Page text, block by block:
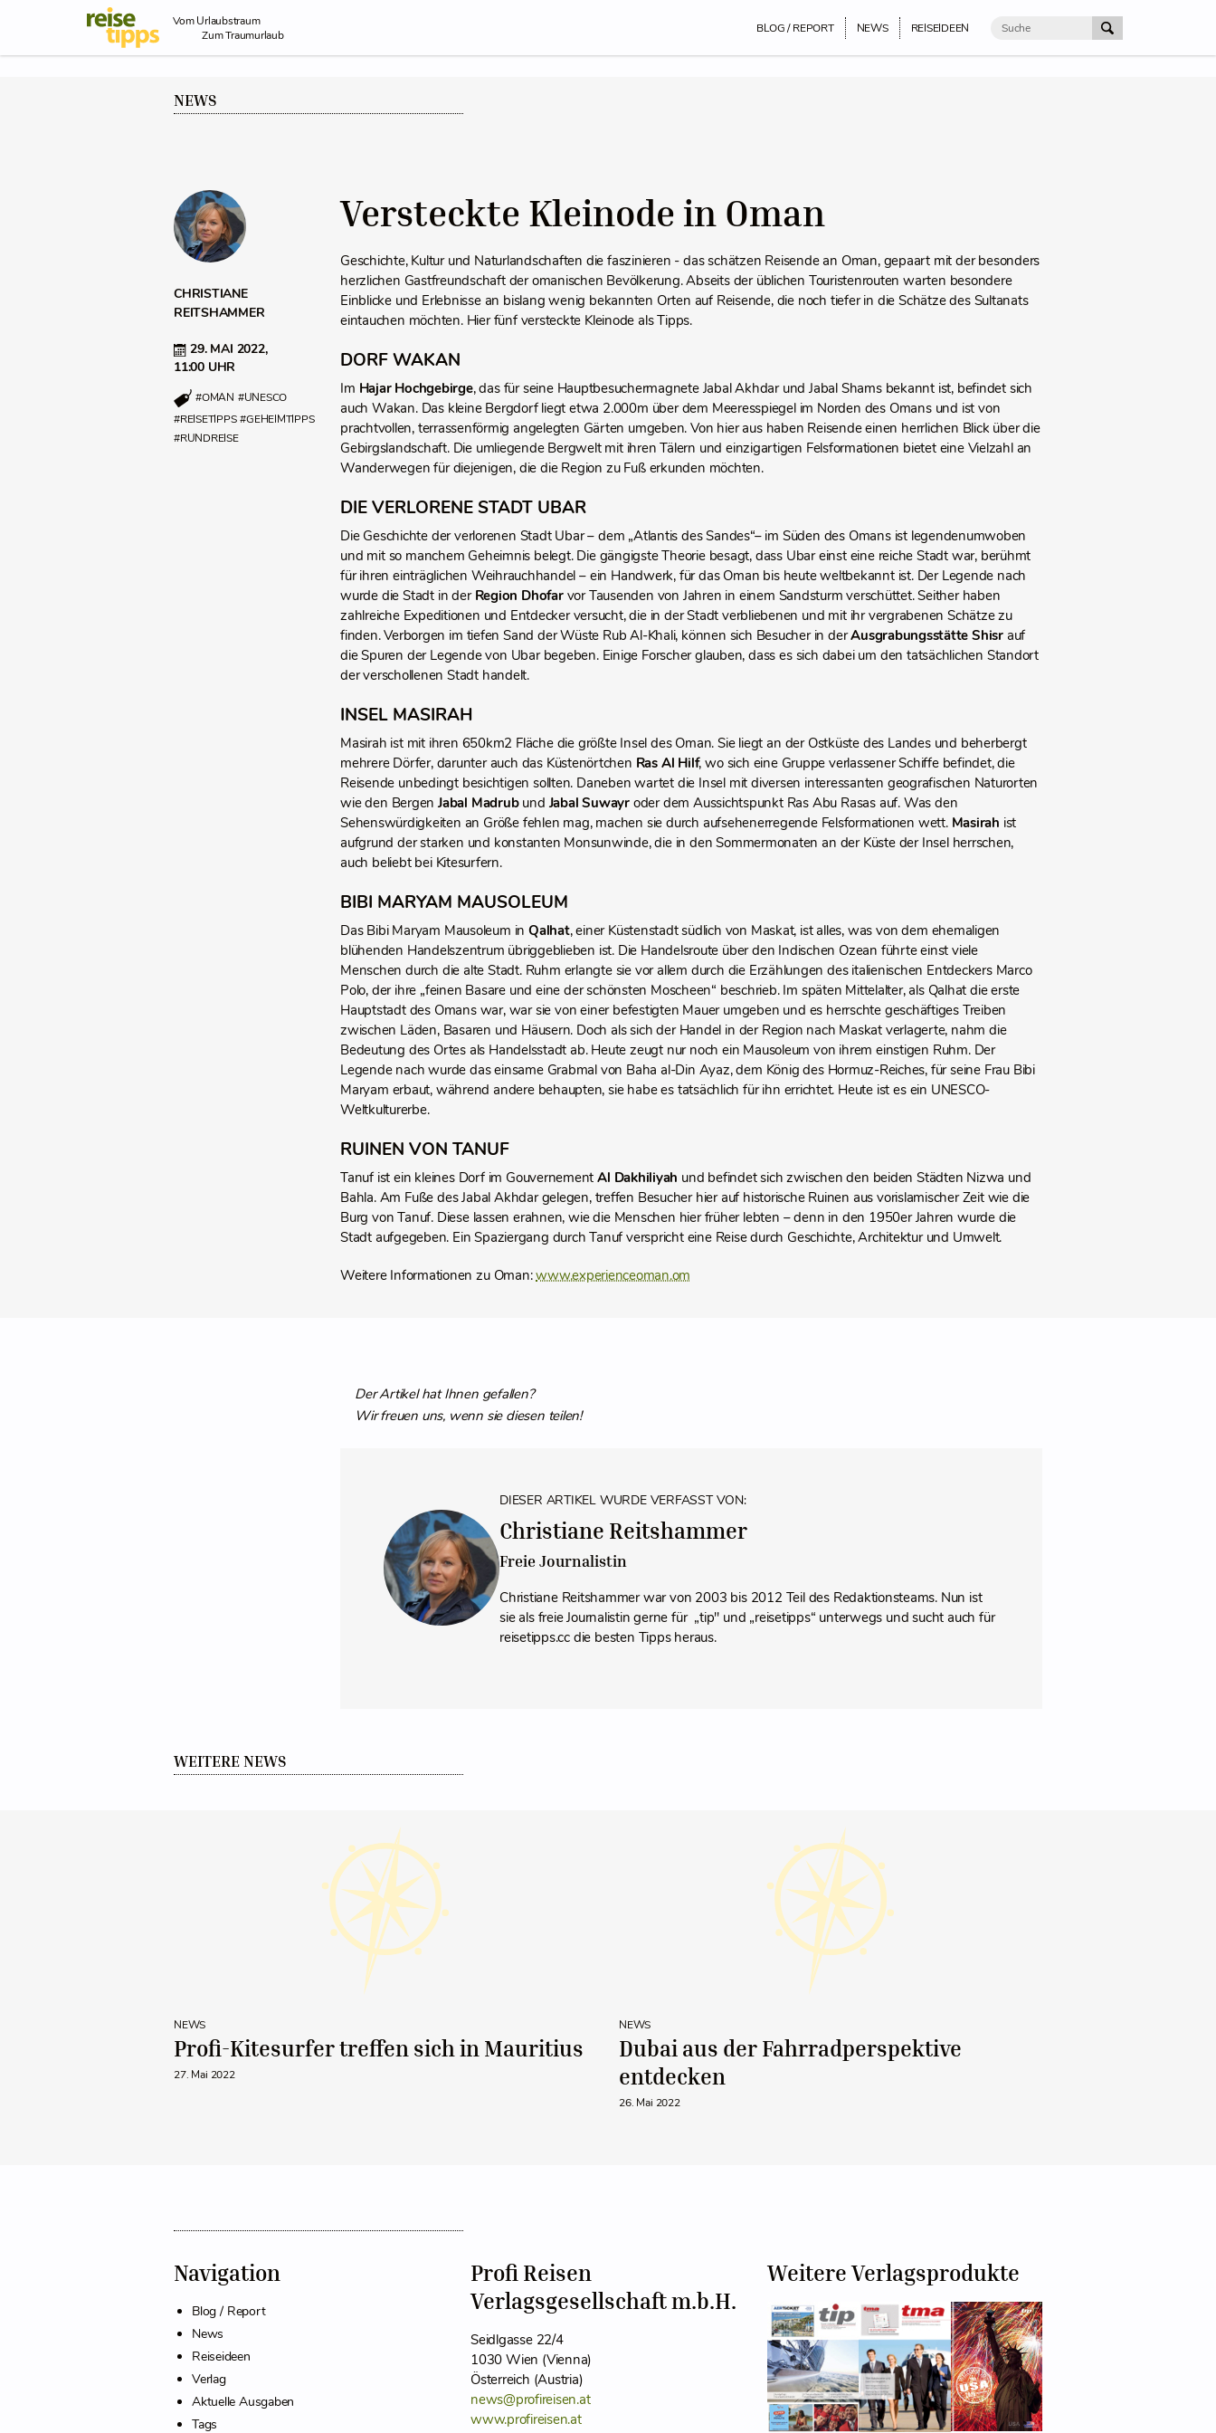
Skip to Content
Vom Urlaubstraum
Zum Traumurlaub
BLOG / REPORT NEWS REISEIDEEN
NEWS
CHRISTIANE
REITSHAMMER
29. MAI 2022,
11:00 UHR
#OMAN #UNESCO
#REISETIPPS #GEHEIMTIPPS
#RUNDREISE
Versteckte Kleinode in Oman
Geschichte, Kultur und Naturlandschaften die faszinieren - das schätzen Reisende an Oman, gepaart mit der besonders
herzlichen Gastfreundschaft der omanischen Bevölkerung. Abseits der üblichen Touristenrouten warten besondere
Einblicke und Erlebnisse an bislang wenig bekannten Orten auf Reisende, die noch tiefer in die Schätze des Sultanats
eintauchen möchten. Hier fünf versteckte Kleinode als Tipps.
DORF WAKAN
Im Hajar Hochgebirge, das für seine Hauptbesuchermagnete Jabal Akhdar und Jabal Shams bekannt ist, befindet sich
auch Wakan. Das kleine Bergdorf liegt etwa 2.000m über dem Meeresspiegel im Norden des Omans und ist von
prachtvollen, terrassenförmig angelegten Gärten umgeben. Von hier aus haben Reisende einen herrlichen Blick über die
Gebirgslandschaft. Die umliegende Bergwelt mit ihren Tälern und einzigartigen Felsformationen bietet eine Vielzahl an
Wanderwegen für diejenigen, die die Region zu Fuß erkunden möchten.
DIE VERLORENE STADT UBAR
Die Geschichte der verlorenen Stadt Ubar – dem „Atlantis des Sandes“– im Süden des Omans ist legendenumwoben
und mit so manchem Geheimnis belegt. Die gängigste Theorie besagt, dass Ubar einst eine reiche Stadt war, berühmt
für ihren einträglichen Weihrauchhandel – ein Handwerk, für das Oman bis heute weltbekannt ist. Der Legende nach
wurde die Stadt in der Region Dhofarvor Tausenden von Jahren in einem Sandsturm verschüttet. Seither haben
zahlreiche Expeditionen und Entdecker versucht, die in der Stadt verbliebenen und mit ihr vergrabenen Schätze zu
finden. Verborgen im tiefen Sand der Wüste Rub Al-Khali, können sich Besucher in derAusgrabungsstätte Shisrauf
die Spuren der Legende von Ubar begeben. Einige Forscher glauben, dass es sich dabei um den tatsächlichen Standort
der verschollenen Stadt handelt.
INSEL MASIRAH
Masirah ist mit ihren 650km2 Fläche die größte Insel des Oman. Sie liegt an der Ostküste des Landes und beherbergt
mehrere Dörfer, darunter auch das Küstenörtchen Ras Al Hilf, wo sich eine Gruppe verlassener Schiffe befindet, die
Reisende unbedingt besichtigen sollten. Daneben wartet die Insel mit diversen interessanten geografischen Naturorten
wie den BergenJabal MadrubundJabal Suwayroder dem Aussichtspunkt Ras Abu Rasas auf. Was den
Sehenswürdigkeiten an Größe fehlen mag, machen sie durch aufsehenerregende Felsformationen wett. Masirah ist
aufgrund der starken und konstanten Monsunwinde, die in den Sommermonaten an der Küste der Insel herrschen,
auch beliebt bei Kitesurfern.
BIBI MARYAM MAUSOLEUM
Das Bibi Maryam Mausoleum in Qalhat, einer Küstenstadt südlich von Maskat, ist alles, was von dem ehemaligen
blühenden Handelszentrum übriggeblieben ist. Die Handelsroute über den Indischen Ozean führte einst viele
Menschen durch die alte Stadt. Ruhm erlangte sie vor allem durch die Erzählungen des italienischen Entdeckers Marco
Polo, der ihre „feinen Basare und eine der schönsten Moscheen“ beschrieb. Im späten Mittelalter, als Qalhat die erste
Hauptstadt des Omans war, war sie von einer befestigten Mauer umgeben und es herrschte geschäftiges Treiben
zwischen Läden, Basaren und Häusern. Doch als sich der Handel in der Region nach Maskat verlagerte, nahm die
Bedeutung des Ortes als Handelsstadt ab. Heute zeugt nur noch ein Mausoleum von ihrem einstigen Ruhm. Der
Legende nach wurde das einsame Grabmal von Baha al-Din Ayaz, dem König des Hormuz-Reiches, für seine Frau Bibi
Maryam erbaut, während andere behaupten, sie habe es tatsächlich für ihn errichtet. Heute ist es ein UNESCO-
Weltkulturerbe.
RUINEN VON TANUF
Tanuf ist ein kleines Dorf im Gouvernement Al Dakhiliyah und befindet sich zwischen den beiden Städten Nizwa und
Bahla. Am Fuße des Jabal Akhdar gelegen, treffen Besucher hier auf historische Ruinen aus vorislamischer Zeit wie die
Burg von Tanuf. Diese lassen erahnen, wie die Menschen hier früher lebten – denn in den 1950er Jahren wurde die
Stadt aufgegeben. Ein Spaziergang durch Tanuf verspricht eine Reise durch Geschichte, Architektur und Umwelt.
Weitere Informationen zu Oman:www.experienceoman.om
Der Artikel hat Ihnen gefallen?
Wir freuen uns, wenn sie diesen teilen!
DIESER ARTIKEL WURDE VERFASST VON:
Christiane Reitshammer
Freie Journalistin
Christiane Reitshammer war von 2003 bis 2012 Teil des Redaktionsteams. Nun ist
sie als freie Journalistin gerne für „tip" und „reisetipps“ unterwegs und sucht auch für
reisetipps.cc die besten Tipps heraus.
WEITERE NEWS
NEWS
Profi-Kitesurfer treffen sich in Mauritius
27. Mai 2022
NEWS
Dubai aus der Fahrradperspektive
entdecken
26. Mai 2022
Navigation
Blog / Report
News
Reiseideen
Verlag
Aktuelle Ausgaben
Tags
Profi Reisen
Verlagsgesellschaft m.b.H.
Seidlgasse 22/4
1030 Wien (Vienna)
Österreich (Austria)
news@profireisen.at
www.profireisen.at
Weitere Verlagsprodukte